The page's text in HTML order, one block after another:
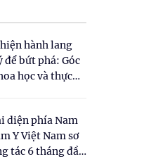
hành lang
để bứt phá: Góc
học và thực
Y dược cổ
Nam"
diện phía Nam
Y Việt Nam sơ
tác 6 tháng đầu